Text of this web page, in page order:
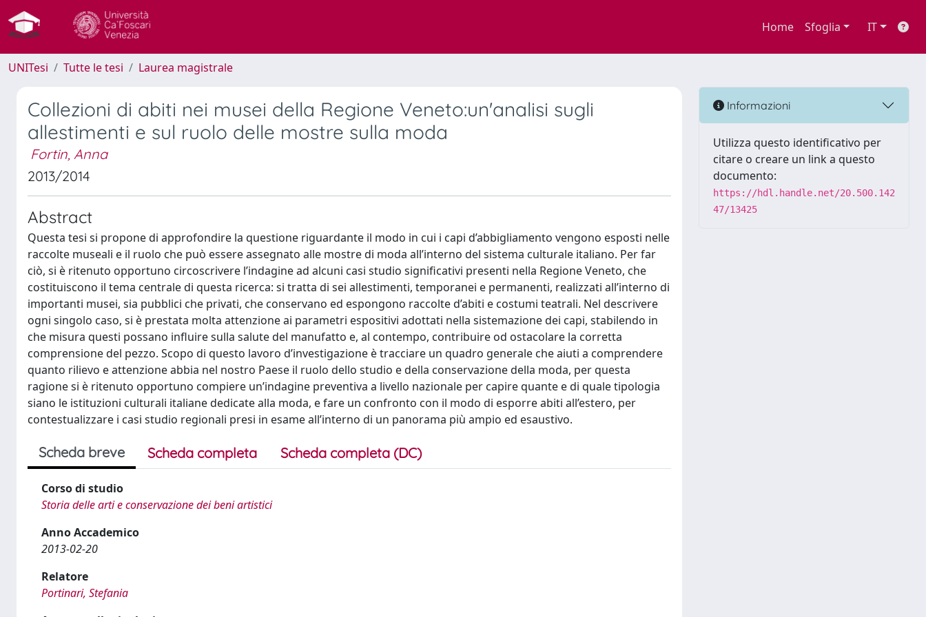
Home Sfoglia IT
UNITesi Tutte le tesi Laurea magistrale
Collezioni di abiti nei musei della Regione Veneto:un'analisi sugli
allestimenti e sul ruolo delle mostre sulla moda
Fortin, Anna
2013/2014
Abstract
Questa tesi si propone di approfondire la questione riguardante il modo in cui i capi d’abbigliamento vengono esposti nelle
raccolte museali e il ruolo che può essere assegnato alle mostre di moda all’interno del sistema culturale italiano. Per far
ciò, si è ritenuto opportuno circoscrivere l’indagine ad alcuni casi studio significativi presenti nella Regione Veneto, che
costituiscono il tema centrale di questa ricerca: si tratta di sei allestimenti, temporanei e permanenti, realizzati all’interno di
importanti musei, sia pubblici che privati, che conservano ed espongono raccolte d’abiti e costumi teatrali. Nel descrivere
ogni singolo caso, si è prestata molta attenzione ai parametri espositivi adottati nella sistemazione dei capi, stabilendo in
che misura questi possano influire sulla salute del manufatto e, al contempo, contribuire od ostacolare la corretta
comprensione del pezzo. Scopo di questo lavoro d’investigazione è tracciare un quadro generale che aiuti a comprendere
quanto rilievo e attenzione abbia nel nostro Paese il ruolo dello studio e della conservazione della moda, per questa
ragione si è ritenuto opportuno compiere un’indagine preventiva a livello nazionale per capire quante e di quale tipologia
siano le istituzioni culturali italiane dedicate alla moda, e fare un confronto con il modo di esporre abiti all’estero, per
contestualizzare i casi studio regionali presi in esame all’interno di un panorama più ampio ed esaustivo.
Scheda breve Scheda completa Scheda completa (DC)
Corso di studio
Storia delle arti e conservazione dei beni artistici
Anno Accademico
2013-02-20
Relatore
Portinari, Stefania
Informazioni
Utilizza questo identificativo per
citare o creare un link a questo
documento:
https://hdl.handle.net/20.500.142
47/13425